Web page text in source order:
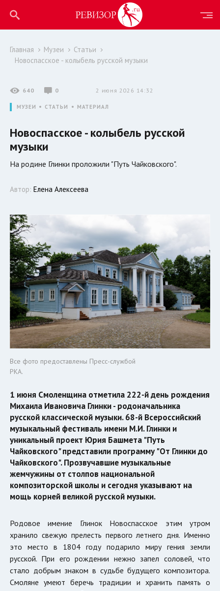
Главная Музеи
Статьи
Новоспасское - колыбель русской музыки
640 0 2 июня 2026 14:32
МУЗЕИ СТАТЬИ МАТЕРИАЛ
Новоспасское - колыбель русской
музыки
На родине Глинки проложили "Путь Чайковского".
Автор: Елена Алексеева
Все фото предоставлены Пресс-службой
РКА.
1 июня Смоленщина отметила 222-й день рождения
Михаила Ивановича Глинки - родоначальника
русской классической музыки. 68-й Всероссийский
музыкальный фестиваль имени М.И. Глинки и
уникальный проект Юрия Башмета "Путь
Чайковского" представили программу "От Глинки до
Чайковского". Прозвучавшие музыкальные
жемчужины от столпов национальной
композиторской школы и сегодня указывают на
мощь корней великой русской музыки.
Родовое имение Глинок Новоспасское этим утром
хранило свежую прелесть первого летнего дня. Именно
это место в 1804 году подарило миру гения земли
русской. При его рождении нежно запел соловей, что
стало добрым знаком в судьбе будущего композитора.
Смоляне умеют беречь традиции и хранить память о